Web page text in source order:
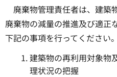
廃棄物管理責任者は、建築
廃棄物の減量の推進及び適正
下記の事項を行ってください。
建築物の再利用対象物
理状況の把握